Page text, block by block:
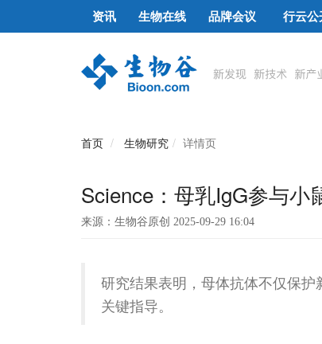
资讯 生物在线 品牌会议 行云
首页 生物研究 详情页
Science：母乳IgG参与
来源：生物谷原创 2025-09-29 16:04
研究结果表明，母体抗体不仅保
关键指导。